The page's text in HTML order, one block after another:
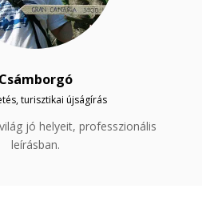
Csámborgó
turisztikai újságírás
jó helyeit, professzionális
leírásban.